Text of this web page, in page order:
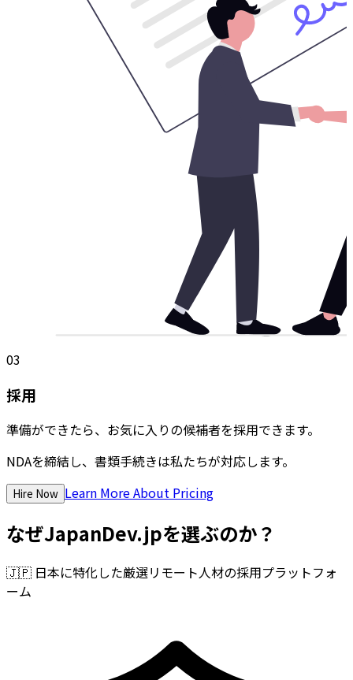
03
採用
準備ができたら、お気に入りの候補者を採用できます。
NDAを締結し、書類手続きは私たちが対応します。
Hire Now Learn More About Pricing
なぜJapanDev.jpを選ぶのか？
🇯🇵 日本に特化した厳選リモート人材の採用プラットフォ
ーム